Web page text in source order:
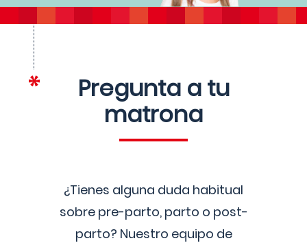
Pregunta a tu
matrona
¿Tienes alguna duda habitual
sobre pre-parto, parto o post-
parto? Nuestro equipo de